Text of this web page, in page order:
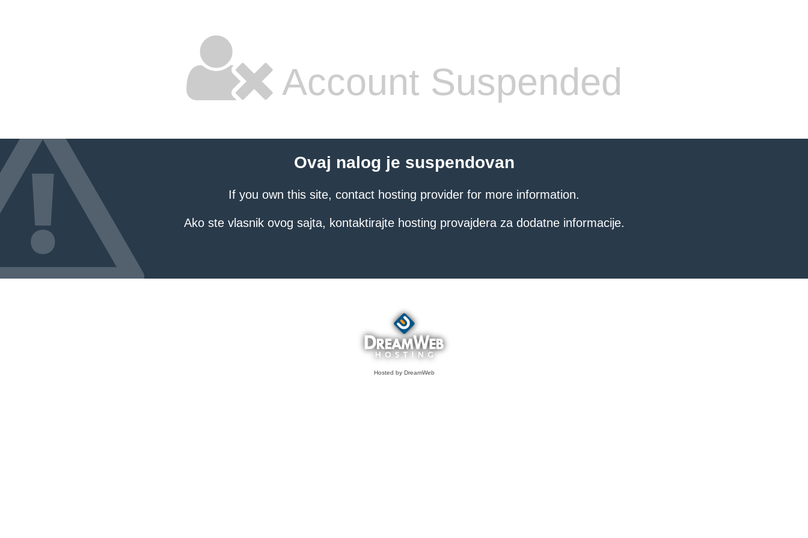
Account Suspended
Ovaj nalog je suspendovan
If you own this site, contact hosting provider for more information.
Ako ste vlasnik ovog sajta, kontaktirajte hosting provajdera za dodatne informacije.
Hosted by DreamWeb